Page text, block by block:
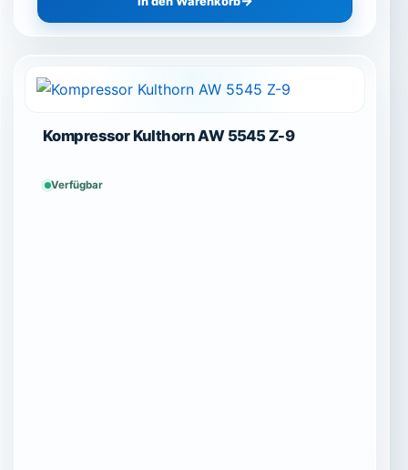
Kompressor Kulthorn AW 5545 Z-9
Verfügbar